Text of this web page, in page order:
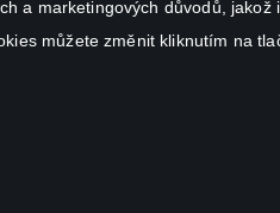
a marketingových důvodů,
můžete změnit kliknutím na